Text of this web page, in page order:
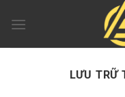
đến
LƯU TRỮ